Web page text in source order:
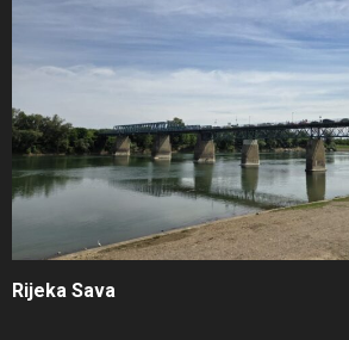
Rijeka Sava